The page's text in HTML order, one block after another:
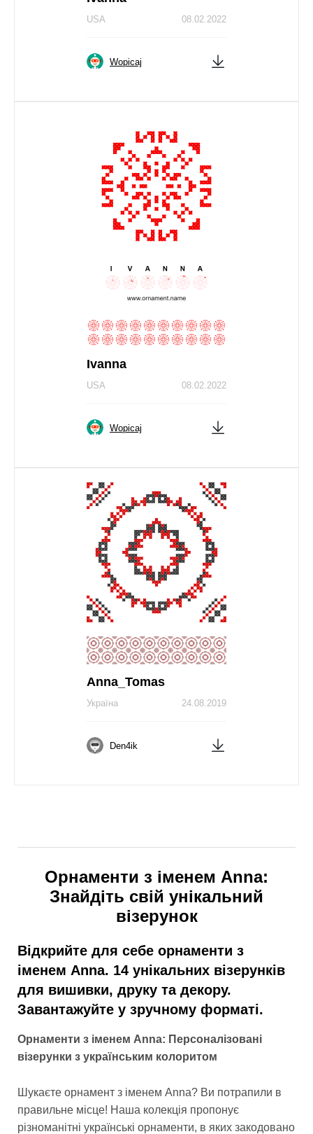
08.02.2022
USA
Wopicaj
Ivanna
08.02.2022
USA
Wopicaj
Anna_Tomas
24.08.2019
Україна
Den4ik
Орнаменти з іменем Anna:
Знайдіть свій унікальний
візерунок
Відкрийте для себе орнаменти з
іменем Anna. 14 унікальних візерунків
для вишивки, друку та декору.
Завантажуйте у зручному форматі.
Орнаменти з іменем Anna: Персоналізовані
візерунки з українським колоритом
Шукаєте орнамент з іменем Anna? Ви потрапили в
правильне місце! Наша колекція пропонує
різноманітні українські орнаменти, в яких закодовано